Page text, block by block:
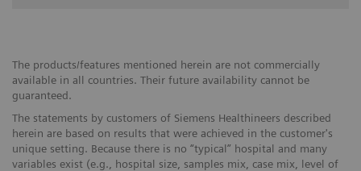
The products/features mentioned herein are not commercially
available in all countries. Their future availability cannot be
guaranteed.
The statements by customers of Siemens Healthineers described
herein are based on results that were achieved in the customer's
unique setting. Because there is no “typical” hospital and many
variables exist (e.g., hospital size, samples mix, case mix, level of